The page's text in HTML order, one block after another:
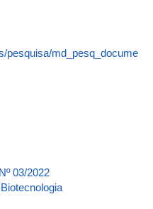
pesquisa/md_pesq_docume
03/2022